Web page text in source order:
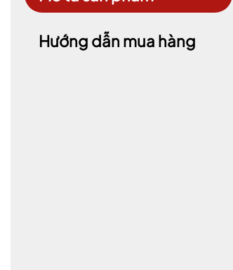
Hướng dẫn mua hàng